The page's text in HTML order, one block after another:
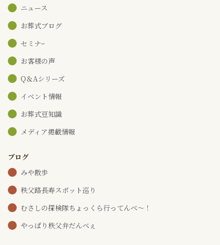
ニュース
お葬式ブログ
セミナｰ
お客様の声
Q＆Aシリーズ
イベント情報
お葬式豆知識
メディア掲載情報
ブログ
みや散歩
秩父路長寿スポット巡り
むさしの探検隊ちょっくら行ってんべ～！
やっぱり秩父弁だんべぇ